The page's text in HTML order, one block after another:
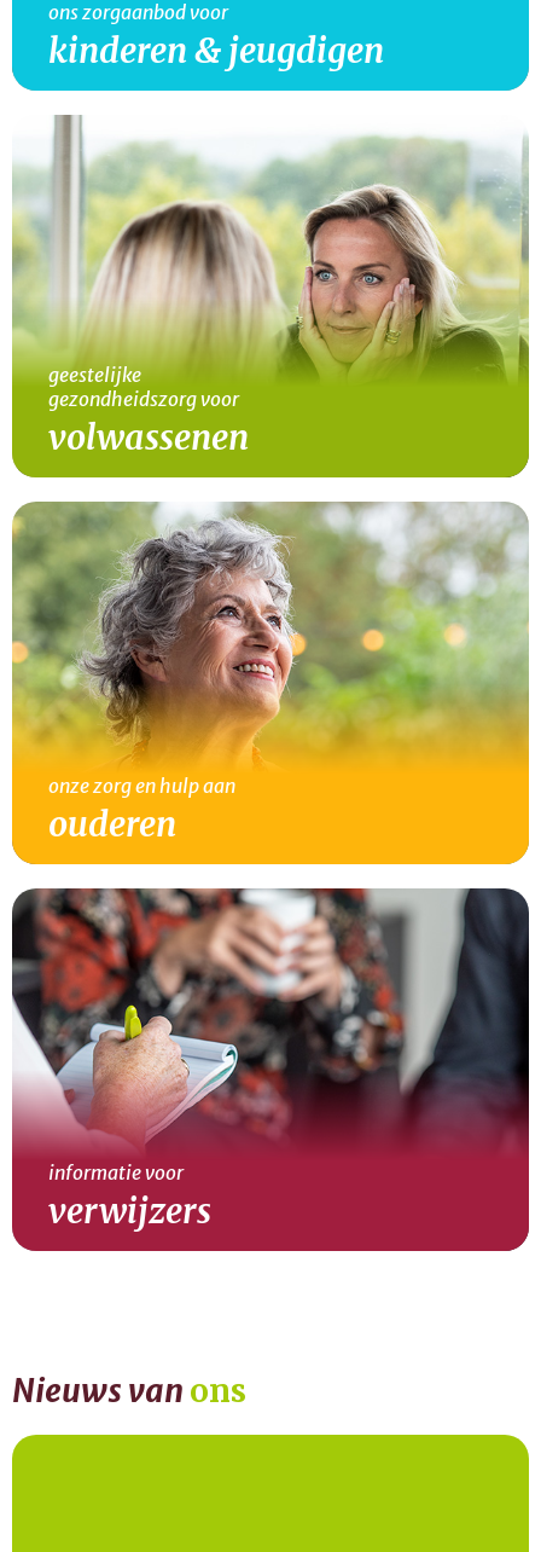
ons zorgaanbod voor
kinderen & jeugdigen
lees verder
geestelijke
gezondheidszorg voor
volwassenen
lees verder
onze zorg en hulp aan
ouderen
lees verder
informatie voor
verwijzers
Nieuws van ons